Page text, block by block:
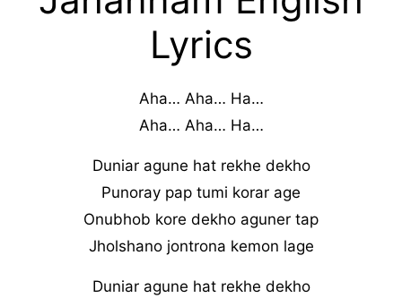
Lyrics
Aha… Aha… Ha…
Aha… Aha… Ha…
Duniar agune hat rekhe dekho
Punoray pap tumi korar age
Onubhob kore dekho aguner tap
Jholshano jontrona kemon lage
Duniar agune hat rekhe dekho